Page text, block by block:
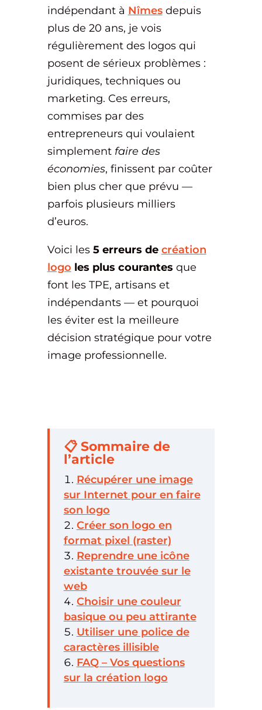
indépendant à Nîmesdepuis
plus de 20 ans, je vois
régulièrement des logos qui
posent de sérieux problèmes :
juridiques, techniques ou
marketing. Ces erreurs,
commises par des
entrepreneurs qui voulaient
simplement faire des
économies, finissent par coûter
bien plus cher que prévu —
parfois plusieurs milliers
d’euros.
Voici les 5 erreurs de création
logo les plus courantes que
font les TPE, artisans et
indépendants — et pourquoi
les éviter est la meilleure
décision stratégique pour votre
image professionnelle.
📋 Sommaire de
l’article
Récupérer une image
sur Internet pour en faire
son logo
Créer son logo en
format pixel (raster)
Reprendre une icône
existante trouvée sur le
web
Choisir une couleur
basique ou peu attirante
Utiliser une police de
caractères illisible
FAQ – Vos questions
sur la création logo